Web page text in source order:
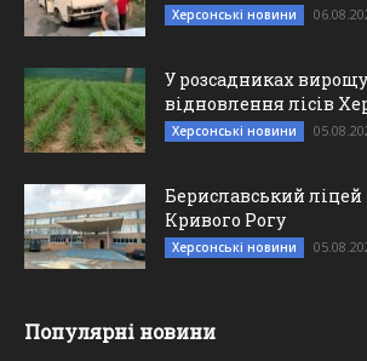
Херсонські новини
У розсадниках
відновлення лісів
Херсонські новини
Бериславський
Кривого Рогу
Херсонські новини
Популярні новини